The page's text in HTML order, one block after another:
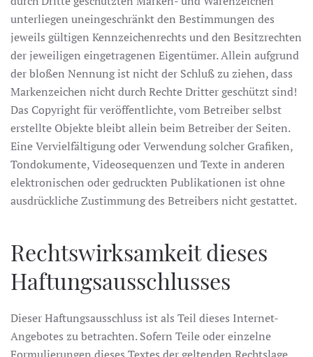
unterliegen uneingeschränkt den Bestimmungen des
jeweils gültigen Kennzeichenrechts und den Besitzrechten
der jeweiligen eingetragenen Eigentümer. Allein aufgrund
der bloßen Nennung ist nicht der Schluß zu ziehen, dass
Markenzeichen nicht durch Rechte Dritter geschützt sind!
Das Copyright für veröffentlichte, vom Betreiber selbst
erstellte Objekte bleibt allein beim Betreiber der Seiten.
Eine Vervielfältigung oder Verwendung solcher Grafiken,
Tondokumente, Videosequenzen und Texte in anderen
elektronischen oder gedruckten Publikationen ist ohne
ausdrückliche Zustimmung des Betreibers nicht gestattet.
Rechtswirksamkeit dieses
Haftungsausschlusses
Dieser Haftungsausschluss ist als Teil dieses Internet-
Angebotes zu betrachten. Sofern Teile oder einzelne